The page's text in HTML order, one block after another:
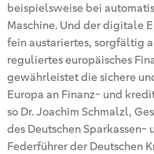
beispielsweise bei
Maschine. Und der digitale
fein austariertes, sorgfältig
reguliertes europäisches
gewährleistet die sichere
Europa an Finanz- und
so Dr. Joachim Schmalzl,
des Deutschen Sparkassen-
Federführer der Deutschen